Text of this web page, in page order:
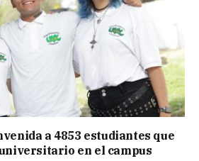
a 4853 estudiantes que
en el campus